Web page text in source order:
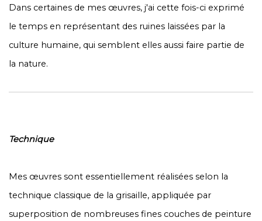
Dans certaines de mes œuvres, j'ai cette fois-ci exprimé
le temps en représentant des ruines laissées par la
culture humaine, qui semblent elles aussi faire partie de
la nature.
Technique
Mes œuvres sont essentiellement réalisées selon la
technique classique de la grisaille, appliquée par
superposition de nombreuses fines couches de peinture